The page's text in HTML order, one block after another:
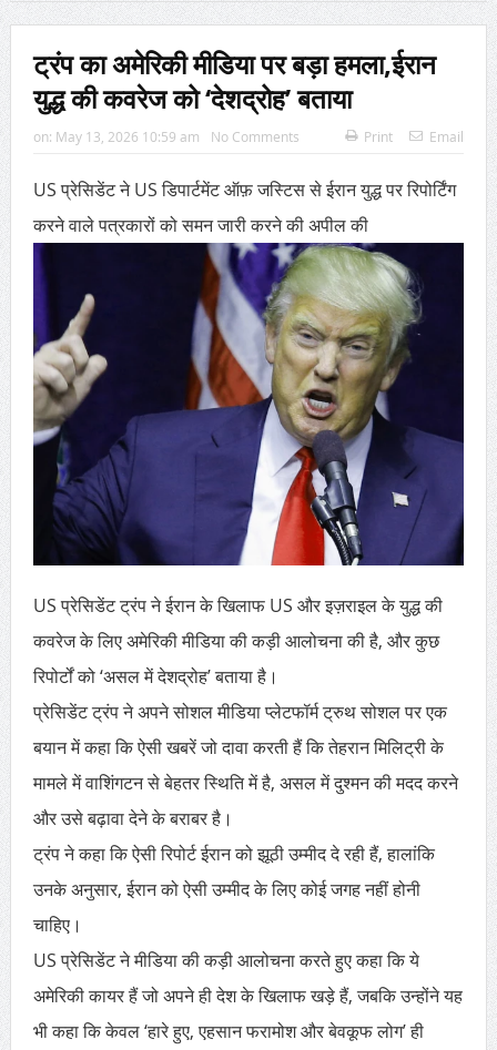
ट्रंप का अमेरिकी मीडिया पर बड़ा हमला,ईरान
युद्ध की कवरेज को ‘देशद्रोह’ बताया
on: May 13, 2026 10:59 am No Comments Print Email
US प्रेसिडेंट ने US डिपार्टमेंट ऑफ़ जस्टिस से ईरान युद्ध पर रिपोर्टिंग
करने वाले पत्रकारों को समन जारी करने की अपील की
US प्रेसिडेंट ट्रंप ने ईरान के खिलाफ US और इज़राइल के युद्ध की
कवरेज के लिए अमेरिकी मीडिया की कड़ी आलोचना की है, और कुछ
रिपोर्टों को ‘असल में देशद्रोह’ बताया है।
प्रेसिडेंट ट्रंप ने अपने सोशल मीडिया प्लेटफॉर्म ट्रुथ सोशल पर एक
बयान में कहा कि ऐसी खबरें जो दावा करती हैं कि तेहरान मिलिट्री के
मामले में वाशिंगटन से बेहतर स्थिति में है, असल में दुश्मन की मदद करने
और उसे बढ़ावा देने के बराबर है।
ट्रंप ने कहा कि ऐसी रिपोर्ट ईरान को झूठी उम्मीद दे रही हैं, हालांकि
उनके अनुसार, ईरान को ऐसी उम्मीद के लिए कोई जगह नहीं होनी
चाहिए।
US प्रेसिडेंट ने मीडिया की कड़ी आलोचना करते हुए कहा कि ये
अमेरिकी कायर हैं जो अपने ही देश के खिलाफ खड़े हैं, जबकि उन्होंने यह
भी कहा कि केवल ‘हारे हुए, एहसान फरामोश और बेवकूफ लोग’ ही